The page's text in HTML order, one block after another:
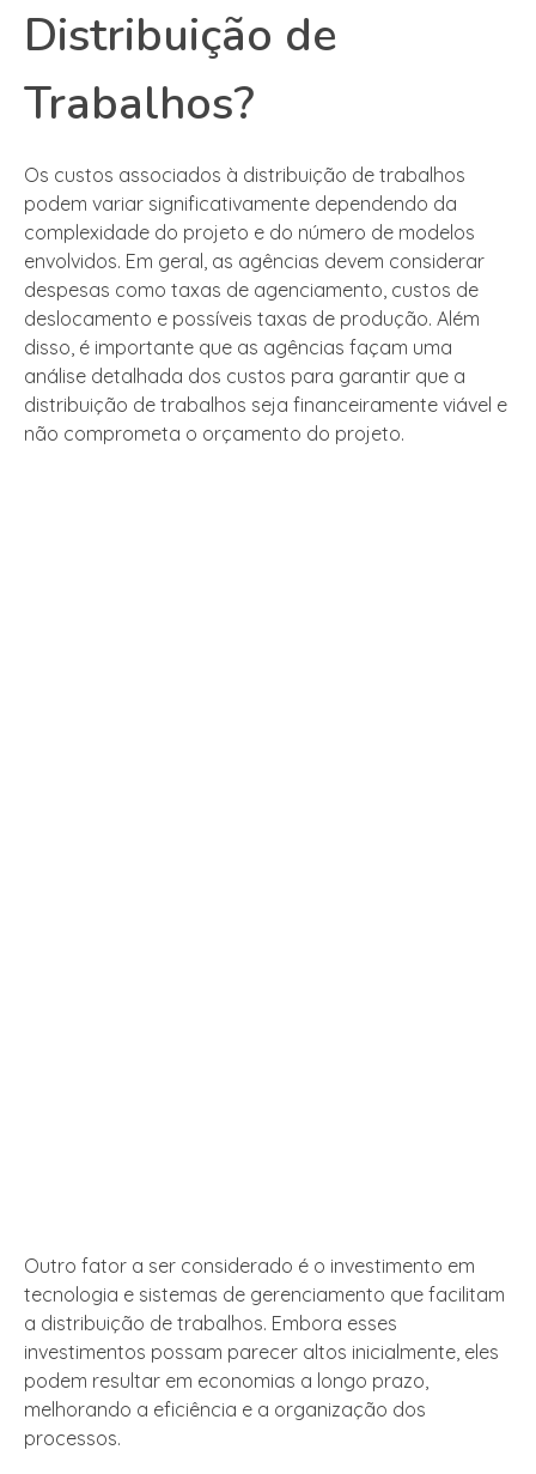
Distribuição de
Trabalhos?
Os custos associados à distribuição de trabalhos
podem variar significativamente dependendo da
complexidade do projeto e do número de modelos
envolvidos. Em geral, as agências devem considerar
despesas como taxas de agenciamento, custos de
deslocamento e possíveis taxas de produção. Além
disso, é importante que as agências façam uma
análise detalhada dos custos para garantir que a
distribuição de trabalhos seja financeiramente viável e
não comprometa o orçamento do projeto.
Outro fator a ser considerado é o investimento em
tecnologia e sistemas de gerenciamento que facilitam
a distribuição de trabalhos. Embora esses
investimentos possam parecer altos inicialmente, eles
podem resultar em economias a longo prazo,
melhorando a eficiência e a organização dos
processos.